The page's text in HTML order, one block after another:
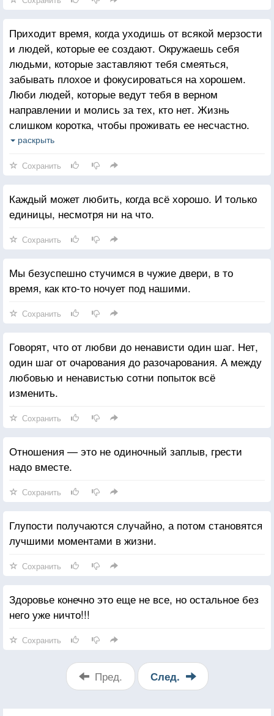
Приходит время, когда уходишь от всякой мерзости
и людей, которые ее создают. Окружаешь себя
людьми, которые заставляют тебя смеяться,
забывать плохое и фокусироваться на хорошем.
Люби людей, которые ведут тебя в верном
направлении и молись за тех, кто нет. Жизнь
слишком коротка, чтобы проживать ее несчастно.
Падение - это часть жизни, но восстание - сама
раскрыть
Сохранить
Каждый может любить, когда всё хорошо. И только
единицы, несмотря ни на что.
Сохранить
Мы безуспешно стучимся в чужие двери, в то
время, как кто-то ночует под нашими.
Сохранить
Говорят, что от любви до ненависти один шаг. Нет,
один шаг от очарования до разочарования. А между
любовью и ненавистью сотни попыток всё
изменить.
Сохранить
Отношения — это не одиночный заплыв, грести
надо вместе.
Сохранить
Глупости получаются случайно, а потом становятся
лучшими моментами в жизни.
Сохранить
Здоровье конечно это еще не все, но остальное без
него уже ничто!!!
Сохранить
Пред. След.